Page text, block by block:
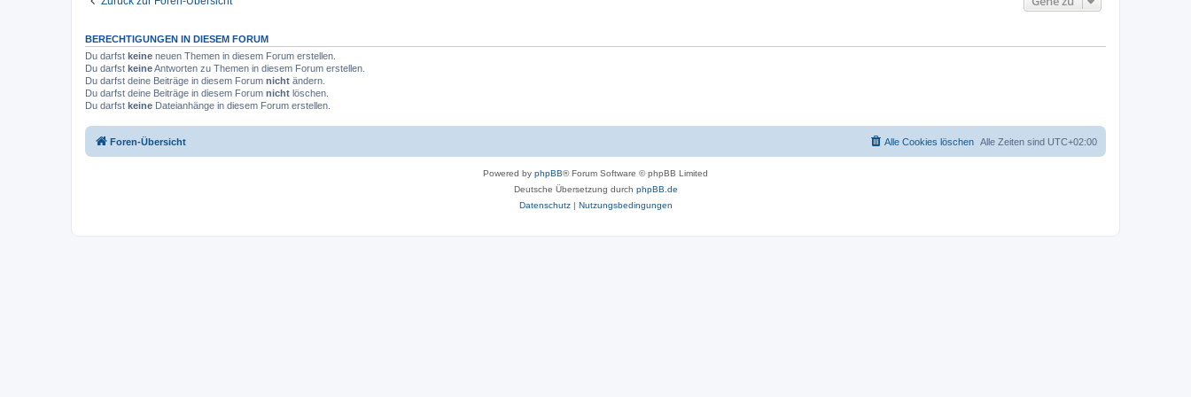
BERECHTIGUNGEN IN DIESEM FORUM
Du darfst keine neuen Themen in diesem Forum erstellen.
Du darfst keineAntworten zu Themen in diesem Forum erstellen.
Du darfst deine Beiträge in diesem Forum nicht ändern.
Du darfst deine Beiträge in diesem Forum nicht löschen.
Du darfst keine Dateianhänge in diesem Forum erstellen.
Foren-Übersicht Alle Zeiten sind UTC+02:00
Alle Cookies löschen
Powered by phpBB® Forum Software © phpBB Limited
Deutsche Übersetzung durch phpBB.de
Datenschutz| Nutzungsbedingungen